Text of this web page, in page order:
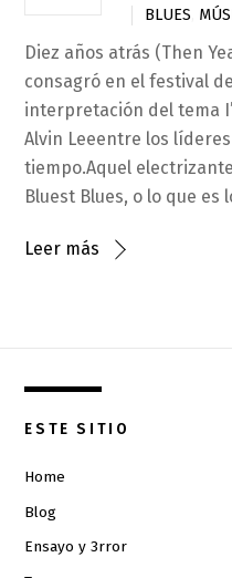
BLUES
Diez años atrás (Then
consagró en el festival
interpretación del tema
Alvin Leeentre los
tiempo.Aquel
Bluest Blues, o lo que es
Leer más
ESTE SITIO
Home
Blog
Ensayo y 3rror